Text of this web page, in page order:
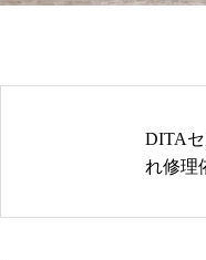
メガ
DITA
れ修理